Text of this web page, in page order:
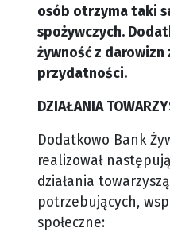
osób otrzyma taki
spożywczych.
żywność z
przydatności.
DZIAŁANIA
Dodatkowo Bank
realizował
działania
potrzebujących,
społeczne: